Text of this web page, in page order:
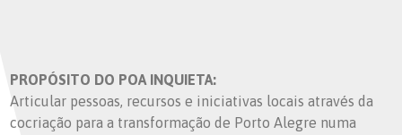
PROPÓSITO DO POA INQUIETA:
Articular pessoas, recursos e iniciativas locais através da
cocriação para a transformação de Porto Alegre numa